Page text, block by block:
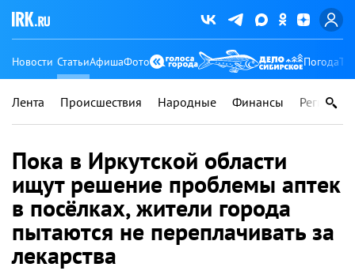
Новости СтатьиАфишаФото Погода
Лента Происшествия Народные Финансы Регионы
Пока в Иркутской области
ищут решение проблемы аптек
в посёлках, жители города
пытаются не переплачивать за
лекарства